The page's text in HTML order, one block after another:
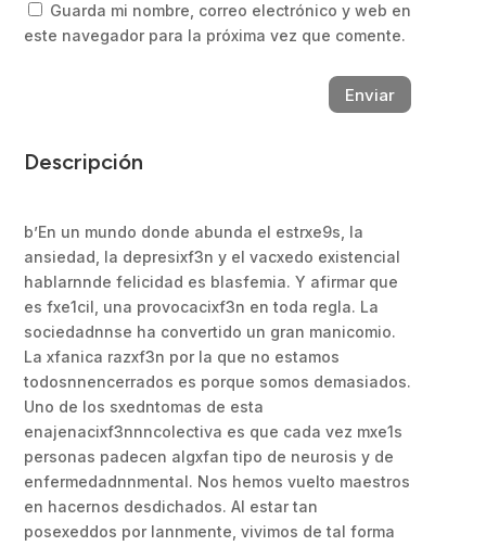
Guarda mi nombre, correo electrónico y web en
este navegador para la próxima vez que comente.
Enviar
Descripción
b’En un mundo donde abunda el estrxe9s, la
ansiedad, la depresixf3n y el vacxedo existencial
hablarnnde felicidad es blasfemia. Y afirmar que
es fxe1cil, una provocacixf3n en toda regla. La
sociedadnnse ha convertido un gran manicomio.
La xfanica razxf3n por la que no estamos
todosnnencerrados es porque somos demasiados.
Uno de los sxedntomas de esta
enajenacixf3nnncolectiva es que cada vez mxe1s
personas padecen algxfan tipo de neurosis y de
enfermedadnnmental. Nos hemos vuelto maestros
en hacernos desdichados. Al estar tan
posexeddos por lannmente, vivimos de tal forma